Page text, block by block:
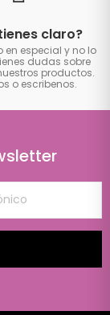
claro?
en especial y no lo
dudas sobre
productos.
o escribenos.